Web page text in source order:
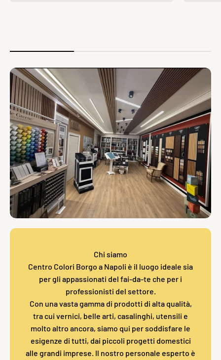
Chi siamo
Centro Colori Borgo a Napoli è il luogo ideale sia
per gli appassionati del fai-da-te che per i
professionisti del settore.
Con una vasta gamma di prodotti di alta qualità,
tra cui vernici, belle arti, casalinghi, utensili e
molto altro ancora, siamo qui per soddisfare le
esigenze di tutti, dai piccoli progetti domestici
alle grandi imprese. Il nostro personale esperto è